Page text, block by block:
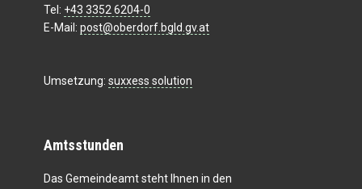
Tel: +43 3352 6204-0
E-Mail: post@oberdorf.bgld.gv.at
Umsetzung: suxxess solution
Amtsstunden
Das Gemeindeamt steht Ihnen in den